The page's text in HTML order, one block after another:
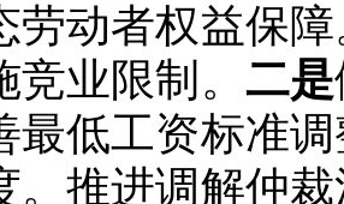
劳动者权益保
业限制。 二是
最低工资标准
。推进调解仲